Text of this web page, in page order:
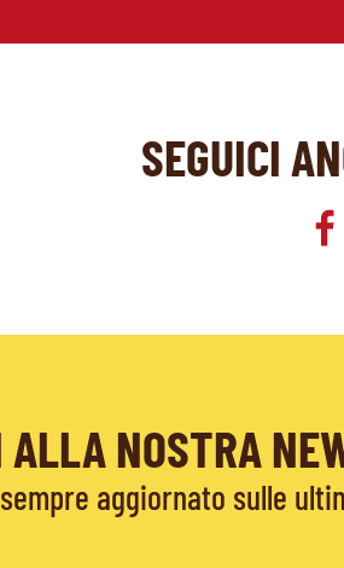
SEGUICI
NOSTRA
aggiornato sulle